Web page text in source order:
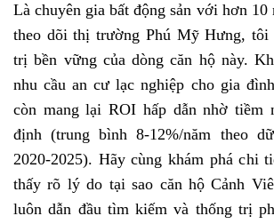
Là chuyên gia bất động sản với hơn 10
theo dõi thị trường Phú Mỹ Hưng, tôi
trị bền vững của dòng căn hộ này.
nhu cầu an cư lạc nghiệp cho gia
còn mang lại ROI hấp dẫn nhờ tiềm
định (trung bình 8-12%/năm theo
2020-2025). Hãy cùng khám phá chi
thấy rõ lý do tại sao căn hộ Cảnh
luôn dẫn đầu tìm kiếm và thống trị